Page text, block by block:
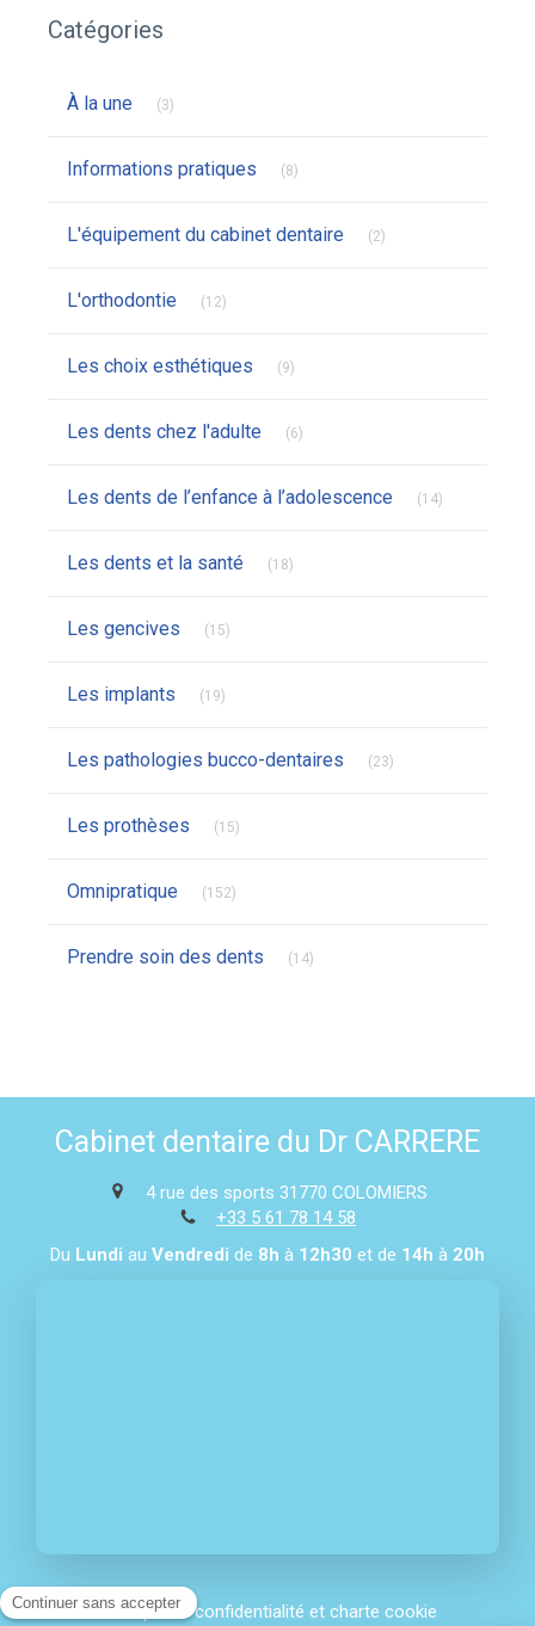
Catégories
À la une (3)
Informations pratiques (8)
L'équipement du cabinet dentaire (2)
L'orthodontie (12)
Les choix esthétiques (9)
Les dents chez l'adulte (6)
Les dents de l’enfance à l’adolescence (14)
Les dents et la santé (18)
Les gencives (15)
Les implants (19)
Les pathologies bucco-dentaires (23)
Les prothèses (15)
Omnipratique (152)
Prendre soin des dents (14)
Cabinet dentaire du Dr CARRERE
4 rue des sports 31770 COLOMIERS
+33 5 61 78 14 58
Du Lundi au Vendredi de 8h à 12h30 et de 14h à 20h
Politique de confidentialité et charte cookie